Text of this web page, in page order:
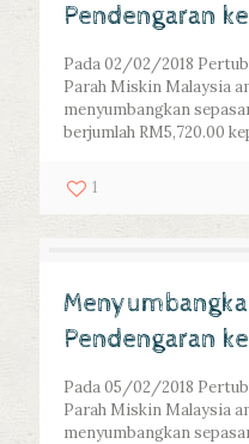
Pendengaran
Pada 02/02/2018
Parah Miskin Malaysia
menyumbangkan
berjumlah RM5,720.00
1
Pendengaran
Pada 05/02/2018
Parah Miskin Malaysia
menyumbangkan